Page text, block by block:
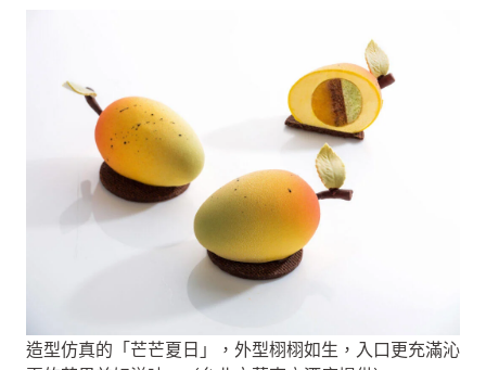
造型仿真的「芒芒夏日」，外型栩栩如生，入口更充滿沁